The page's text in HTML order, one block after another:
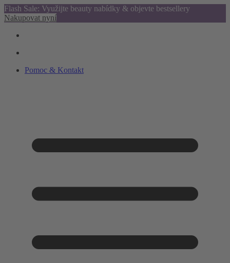
Flash Sale: Využijte beauty nabídky & objevte bestsellery
Nakupovat nyní
Pomoc & Kontakt